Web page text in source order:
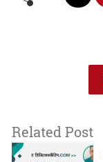
Related Post